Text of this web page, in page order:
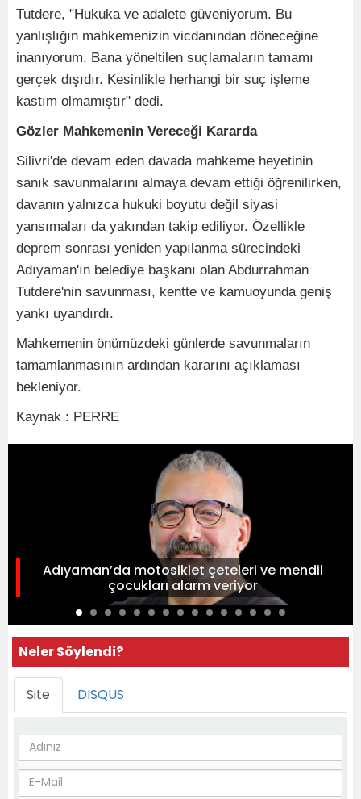
Tutdere, "Hukuka ve adalete güveniyorum. Bu
yanlışlığın mahkemenizin vicdanından döneceğine
inanıyorum. Bana yöneltilen suçlamaların tamamı
gerçek dışıdır. Kesinlikle herhangi bir suç işleme
kastım olmamıştır" dedi.
Gözler Mahkemenin Vereceği Kararda
Silivri'de devam eden davada mahkeme heyetinin
sanık savunmalarını almaya devam ettiği öğrenilirken,
davanın yalnızca hukuki boyutu değil siyasi
yansımaları da yakından takip ediliyor. Özellikle
deprem sonrası yeniden yapılanma sürecindeki
Adıyaman'ın belediye başkanı olan Abdurrahman
Tutdere'nin savunması, kentte ve kamuoyunda geniş
yankı uyandırdı.
Mahkemenin önümüzdeki günlerde savunmaların
tamamlanmasının ardından kararını açıklaması
bekleniyor.
Kaynak : PERRE
Adıyaman’da motosiklet çeteleri ve mendil
çocukları alarm veriyor
Neler Söylendi?
Site DISQUS